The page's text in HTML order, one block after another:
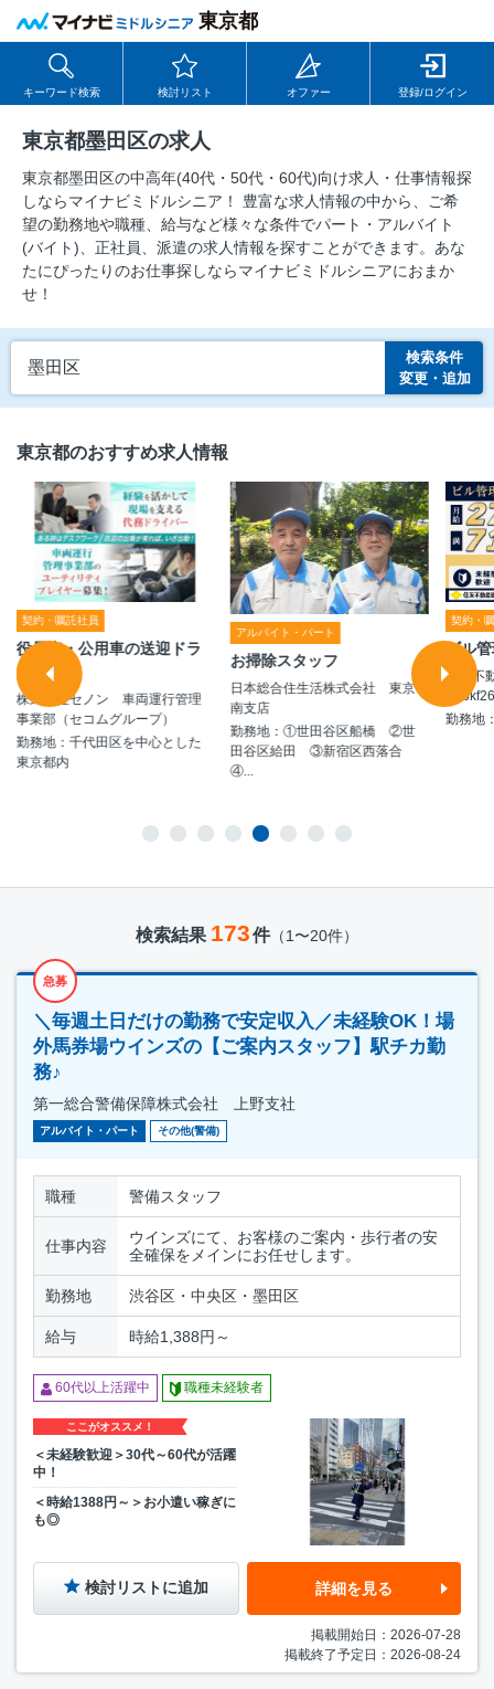
東京都
キーワード検索 検討リスト オファー 登録/ログイン
東京都墨田区の求人
東京都墨田区の中⾼年(40代・50代・60代)向け求⼈・仕事情報探
しならマイナビミドルシニア！ 豊富な求人情報の中から、ご希
望の勤務地や職種、給与など様々な条件でパート・アルバイト
(バイト)、正社員、派遣の求人情報を探すことができます。あな
たにぴったりのお仕事探しならマイナビミドルシニアにおまか
せ！
墨田区
検索条件
変更・追加
東京都のおすすめ求人情報
契約・嘱託社員
役員車・公用車の送迎ドラ
イバー
株式会社セノン 車両運行管理
事業部（セコムグループ）
勤務地：千代田区を中心とした
東京都内
アルバイト・パート
お掃除スタッフ
日本総合住生活株式会社 東京
南支店
勤務地：①世田谷区船橋 ②世
田谷区給田 ③新宿区西落合
④...
契約・
ビル
住友不
社/
勤務地
検索結果 173件（1〜20件）
急募
＼毎週土日だけの勤務で安定収入／未経験OK！場
外馬券場ウインズの【ご案内スタッフ】駅チカ勤
務♪
第一総合警備保障株式会社 上野支社
アルバイト・パート その他(警備)
職種 警備スタッフ
仕事内容
ウインズにて、お客様のご案内・歩行者の安
全確保をメインにお任せします。
勤務地 渋谷区・中央区・墨田区
給与 時給1,388円～
60代以上活躍中 職種未経験者
ここがオススメ！
＜未経験歓迎＞30代～60代が活躍
中！
＜時給1388円～＞お小遣い稼ぎに
も◎
検討リストに追加 詳細を見る
掲載開始日：2026-07-28
掲載終了予定日：2026-08-24